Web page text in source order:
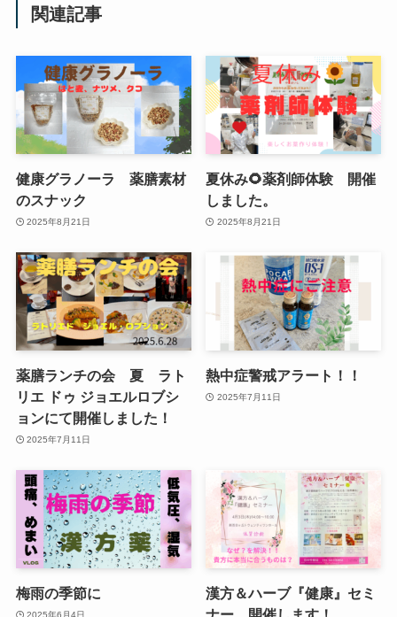
関連記事
健康グラノーラ 薬膳素材
のスナック
2025年8月21日
夏休み🌻薬剤師体験 開催
しました。
2025年8月21日
薬膳ランチの会 夏 ラト
リエ ドゥ ジョエルロブシ
ョンにて開催しました！
2025年7月11日
熱中症警戒アラート！！
2025年7月11日
梅雨の季節に
2025年6月4日
漢方＆ハーブ『健康』セミ